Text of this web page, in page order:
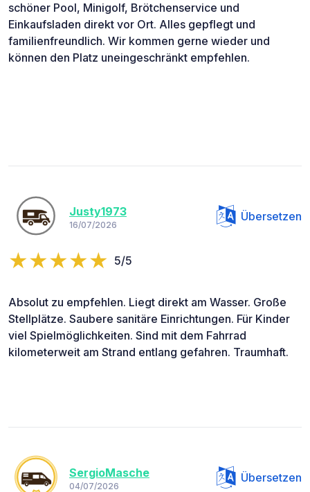
schöner Pool, Minigolf, Brötchenservice und
Einkaufsladen direkt vor Ort. Alles gepflegt und
familienfreundlich. Wir kommen gerne wieder und
können den Platz uneingeschränkt empfehlen.
Justy1973
16/07/2026
Übersetzen
5/5
Absolut zu empfehlen. Liegt direkt am Wasser. Große
Stellplätze. Saubere sanitäre Einrichtungen. Für Kinder
viel Spielmöglichkeiten. Sind mit dem Fahrrad
kilometerweit am Strand entlang gefahren. Traumhaft.
SergioMasche
04/07/2026
Übersetzen